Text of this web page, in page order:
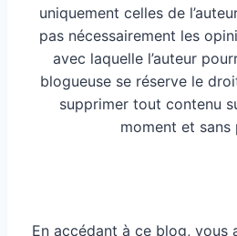
uniquement celles de
pas nécessairement les
avec laquelle l’auteur
blogueuse se réserve le
supprimer tout contenu
moment et sans
En accédant à ce blog, vous